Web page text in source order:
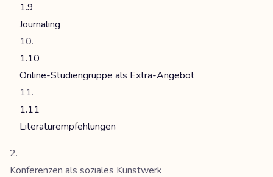
1.9
Journaling
1.10
Online-Studiengruppe als Extra-Angebot
1.11
Literaturempfehlungen
Konferenzen als soziales Kunstwerk